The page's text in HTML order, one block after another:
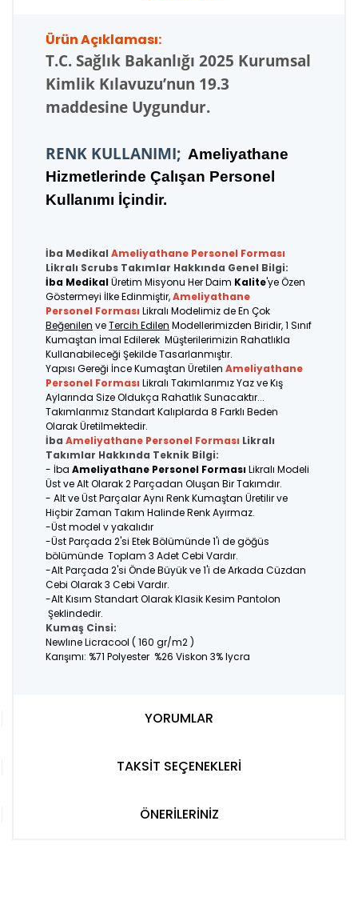
Ürün Açıklaması:
T.C. Sağlık Bakanlığı 2025 Kurumsal
Kimlik Kılavuzu’nun 19.3
maddesine Uygundur.
RENK KULLANIMI; Ameliyathane
Hizmetlerinde Çalışan Personel
Kullanımı İçindir.
İba Medikal Ameliyathane Personel Forması
Likralı Scrubs Takımlar Hakkında Genel Bilgi:
İba MedikalÜretim Misyonu Her Daim Kalite'ye Özen
Göstermeyi İlke Edinmiştir,Ameliyathane
Personel Forması Likralı Modelimiz de En Çok
Beğenilen veTercih Edilen Modellerimizden Biridir, 1 Sınıf
Kumaştan İmal Edilerek Müşterilerimizin Rahatlıkla
Kullanabileceği Şekilde Tasarlanmıştır.
Yapısı Gereği İnce Kumaştan Üretilen Ameliyathane
Personel Forması Likralı Takımlarımız Yaz ve Kış
Aylarında Size Oldukça Rahatlık Sunacaktır...
Takımlarımız Standart Kalıplarda 8 Farklı Beden
Olarak Üretilmektedir.
İba Ameliyathane Personel Forması Likralı
Takımlar Hakkında Teknik Bilgi:
- İba Ameliyathane Personel FormasıLikralı Modeli
Üst ve Alt Olarak 2 Parçadan Oluşan Bir Takımdır.
- Alt ve Üst Parçalar Aynı Renk Kumaştan Üretilir ve
Hiçbir Zaman Takım Halinde Renk Ayırmaz.
-Üst model v yakalıdır
-Üst Parçada 2'si Etek Bölümünde 1'i de göğüs
bölümünde Toplam 3 Adet Cebi Vardır.
-Alt Parçada 2'si Önde Büyük ve 1'i de Arkada Cüzdan
Cebi Olarak 3 Cebi Vardır.
-Alt Kısım Standart Olarak Klasik Kesim Pantolon
Şeklindedir.
Kumaş Cinsi:
Newlıne Licracool ( 160 gr/m2 )
Karışımı: %71 Polyester %26 Viskon 3% lycra
YORUMLAR
TAKSİT SEÇENEKLERİ
ÖNERİLERİNİZ